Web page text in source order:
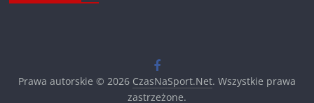
Prawa autorskie © 2026 CzasNaSport.Net. Wszystkie prawa
zastrzeżone.